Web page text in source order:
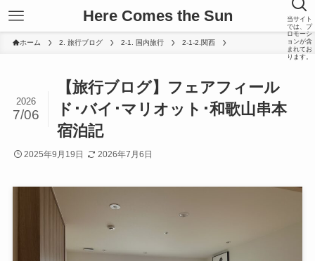
Here Comes the Sun 当サイト
では、プ
ロモーシ
ョンが含
まれてお
ります。
ホーム 2. 旅行ブログ 2-1. 国内旅行 2-1-2.関西
【旅行ブログ】フェアフィール
ド･バイ･マリオット･和歌山串本
宿泊記
2026
7/06
2025年9月19日 2026年7月6日